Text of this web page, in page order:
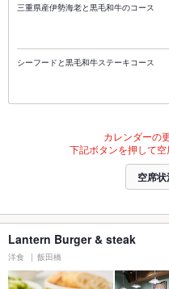
三重県産伊勢海老と黒毛和牛のコース
シーフードと黒毛和牛ステーキコース
カレンダーの
下記ボタンを押して空
空席
Lantern Burger & steak
洋食 飯田橋